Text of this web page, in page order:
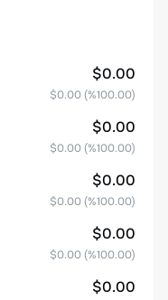
$0.00
$0.00 (%100.00)
$0.00
$0.00 (%100.00)
$0.00
$0.00 (%100.00)
$0.00
$0.00 (%100.00)
$0.00